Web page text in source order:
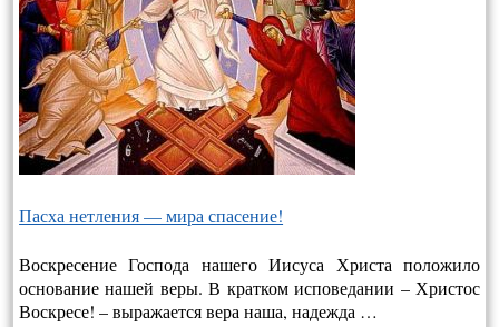
Пасха нетления — мира спасение!
Воскресение Господа нашего Иисуса Христа положило
основание нашей веры. В кратком исповедании – Христос
Воскресе! – выража­ется вера наша, надежда …